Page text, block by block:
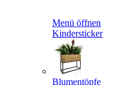
Menü öffnen
Kindersticker
Blumentöpfe